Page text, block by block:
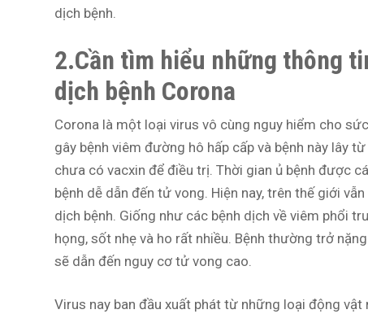
dịch bệnh.
2.Cần tìm hiểu những thông
dịch bệnh Corona
Corona là một loại virus vô cùng nguy hiểm cho
gây bệnh viêm đường hô hấp cấp và bệnh này lây
chưa có vacxin để điều trị. Thời gian ủ bệnh được
bệnh dễ dẫn đến tử vong. Hiện nay, trên thế giới
dịch bệnh. Giống như các bệnh dịch về viêm phổi
họng, sốt nhẹ và ho rất nhiều. Bệnh thường trở
sẽ dẫn đến nguy cơ tử vong cao.
Virus nay ban đầu xuất phát từ những loại động